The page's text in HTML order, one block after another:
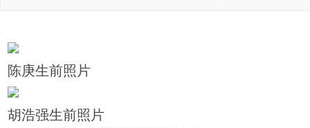
陈庚生前照片
胡浩强生前照片